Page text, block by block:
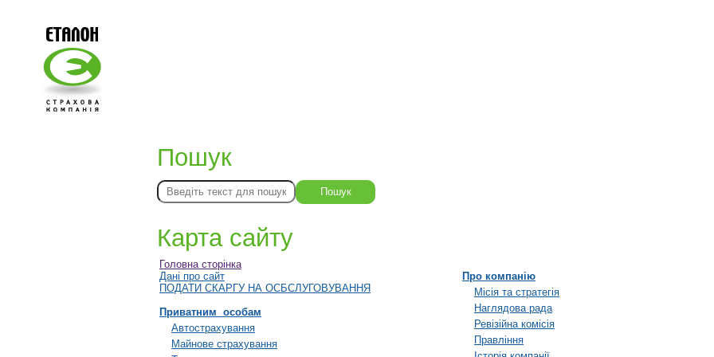
Пошук
Пошук
Карта сайту
Головна сторінка
Дані про сайт
ПОДАТИ СКАРГУ НА ОСБСЛУГОВУВАННЯ
Приватним особам
Автострахування
Майнове страхування
Про компанію
Місія та стратегія
Наглядова рада
Ревізійна комісія
Правління